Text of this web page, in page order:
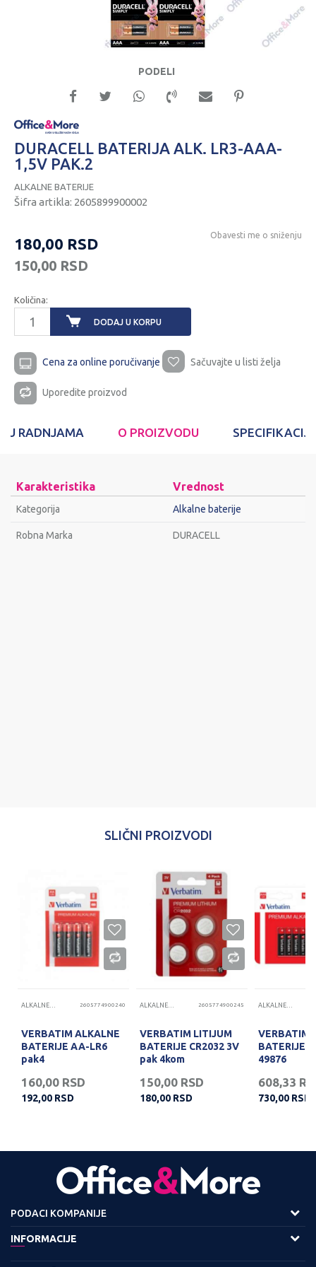
PODELI
DURACELL BATERIJA ALK. LR3-AAA-
1,5V PAK.2
ALKALNE BATERIJE
Šifra artikla: 2605899900002
180,00 RSD
150,00 RSD
Obavesti me o sniženju
Količina:
DODAJ U KORPU
Cena za online poručivanje Sačuvajte u listi želja
Uporedite proizvod
U RADNJAMA O PROIZVODU
Karakteristika Vrednost
Kategorija Alkalne baterije
Robna Marka DURACELL
SLIČNI PROIZVODI
2605774900240
VERBATIM ALKALNE
BATERIJE AA-LR6
pak4
160,00 RSD
192,00 RSD
2605774900245
VERBATIM LITIJUM
BATERIJE CR2032 3V
pak 4kom
150,00 RSD
180,00 RSD
VERBATIM
BATERIJE
49876
608,33
730,00 RSD
PODACI KOMPANIJE
Adresa :
INFORMACIJE